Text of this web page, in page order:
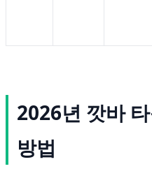
2026년 깟바
방법